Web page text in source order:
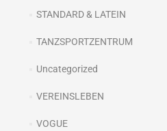
STANDARD & LATEIN
TANZSPORTZENTRUM
Uncategorized
VEREINSLEBEN
VOGUE